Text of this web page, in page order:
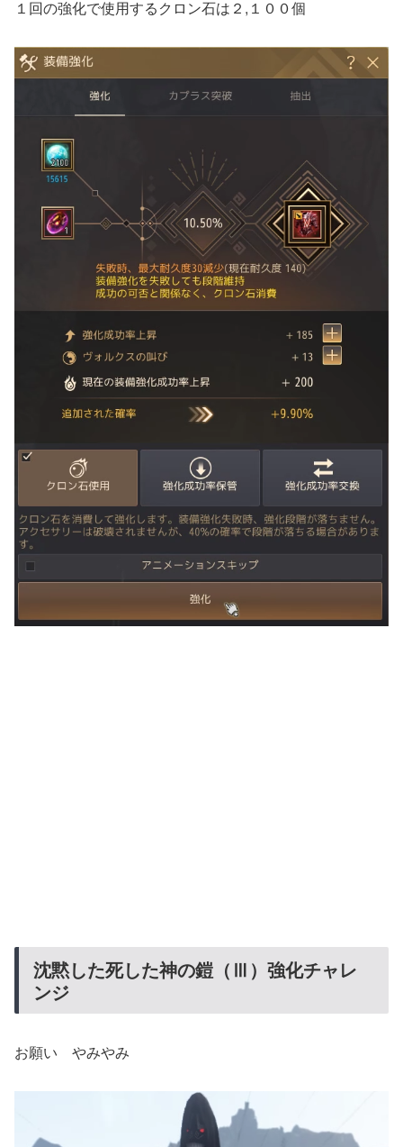
１回の強化で使用するクロン石は２,１００個
沈黙した死した神の鎧（Ⅲ）強化チャレ
ンジ
お願い やみやみ